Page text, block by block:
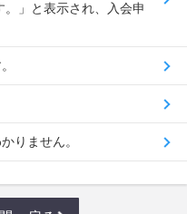
」と表示され、入会申
りません。